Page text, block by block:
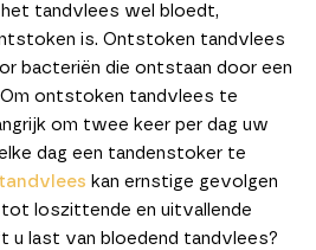
tandvlees wel bloedt,
is. Ontstoken tandvlees
bacteriën die ontstaan door een
ontstoken tandvlees te
om twee keer per dag uw
dag een tandenstoker te
kan ernstige gevolgen
tot loszittende en uitvallende
u last van bloedend tandvlees?